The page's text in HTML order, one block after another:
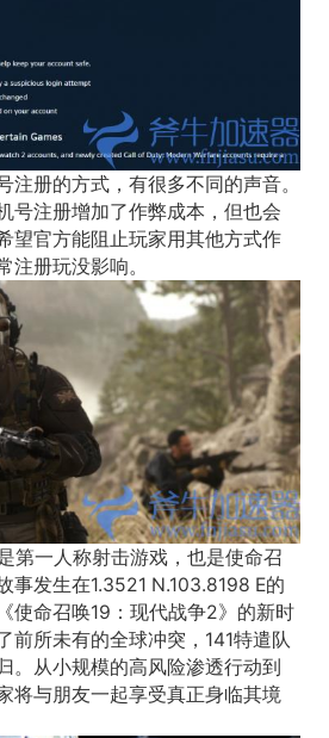
注册的方式，有很多不同的声音。
号注册增加了作弊成本，但也会
望官方能阻止玩家用其他方式作
注册玩没影响。
第一人称射击游戏，也是使命召
事发生在1.3521 N.103.8198 E的
使命召唤19：现代战争2》的新时
前所未有的全球冲突，141特遣队
。从小规模的高风险渗透行动到
将与朋友一起享受真正身临其境